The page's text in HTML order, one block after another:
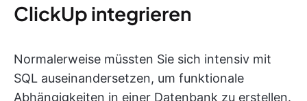
ClickUp integrieren
Normalerweise müssten Sie sich intensiv mit
SQL auseinandersetzen, um funktionale
Abhängigkeiten in einer Datenbank zu erstellen.